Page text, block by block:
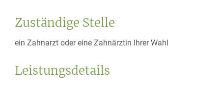
Zuständige Stelle
ein Zahnarzt oder eine Zahnärztin Ihrer Wahl
Leistungsdetails